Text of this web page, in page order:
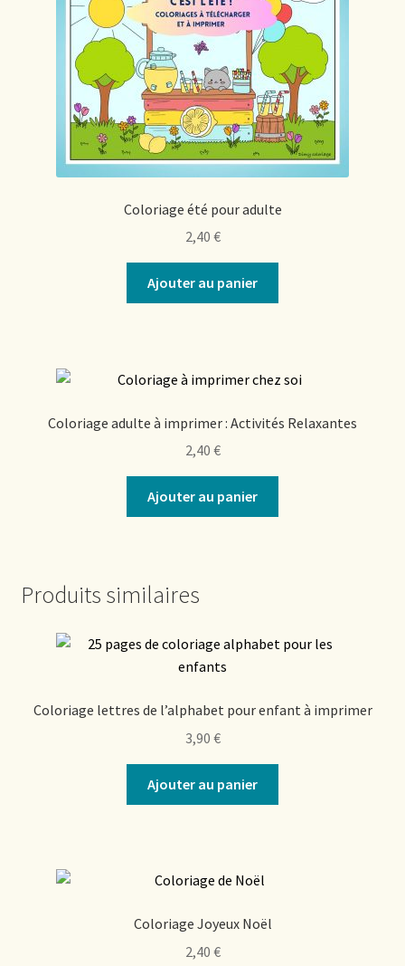
Coloriage été pour adulte
2,40 €
Ajouter au panier
Coloriage adulte à imprimer : Activités Relaxantes
2,40 €
Ajouter au panier
Produits similaires
Coloriage lettres de l’alphabet pour enfant à imprimer
3,90 €
Ajouter au panier
Coloriage Joyeux Noël
2,40 €